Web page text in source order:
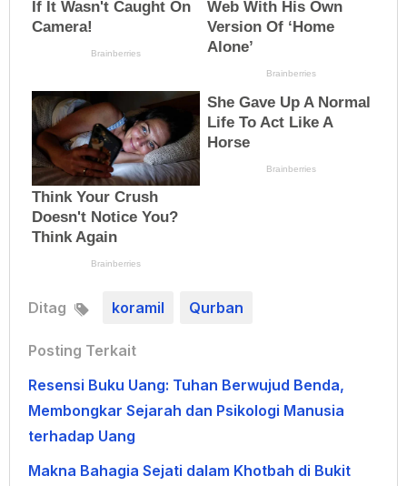
Ditag koramil Qurban
Posting Terkait
Resensi Buku Uang: Tuhan Berwujud Benda,
Membongkar Sejarah dan Psikologi Manusia
terhadap Uang
Makna Bahagia Sejati dalam Khotbah di Bukit